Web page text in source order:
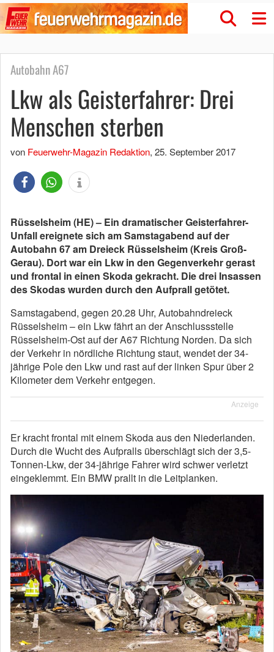
Autobahn A67
Lkw als Geisterfahrer: Drei
Menschen sterben
von Feuerwehr-Magazin Redaktion, 25. September 2017
Rüsselsheim (HE) – Ein dramatischer Geisterfahrer-
Unfall ereignete sich am Samstagabend auf der
Autobahn 67 am Dreieck Rüsselsheim (Kreis Groß-
Gerau). Dort war ein Lkw in den Gegenverkehr gerast
und frontal in einen Skoda gekracht. Die drei Insassen
des Skodas wurden durch den Aufprall getötet.
Samstagabend, gegen 20.28 Uhr, Autobahndreieck
Rüsselsheim – ein Lkw fährt an der Anschlussstelle
Rüsselsheim-Ost auf der A67 Richtung Norden. Da sich
der Verkehr in nördliche Richtung staut, wendet der 34-
jährige Pole den Lkw und rast auf der linken Spur über 2
Kilometer dem Verkehr entgegen.
Anzeige
Er kracht frontal mit einem Skoda aus den Niederlanden.
Durch die Wucht des Aufpralls überschlägt sich der 3,5-
Tonnen-Lkw, der 34-jährige Fahrer wird schwer verletzt
eingeklemmt. Ein BMW prallt in die Leitplanken.